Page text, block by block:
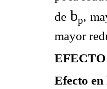
de bp,
mayor
Efecto